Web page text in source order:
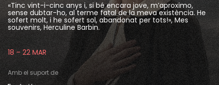
«Tinc vint-i-cinc anys i, si bé encara jove, m’aproximo,
sense dubtar-ho, al terme fatal de la meva existència. He
sofert molt, i he sofert sol, abandonat per tots!», Mes
souvenirs, Herculine Barbin.
18 – 22 MAR
Amb el suport de